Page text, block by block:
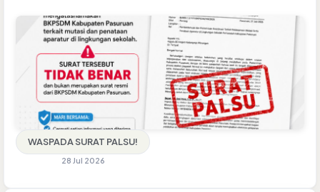
WASPADA SURAT PALSU!
28 Jul 2026